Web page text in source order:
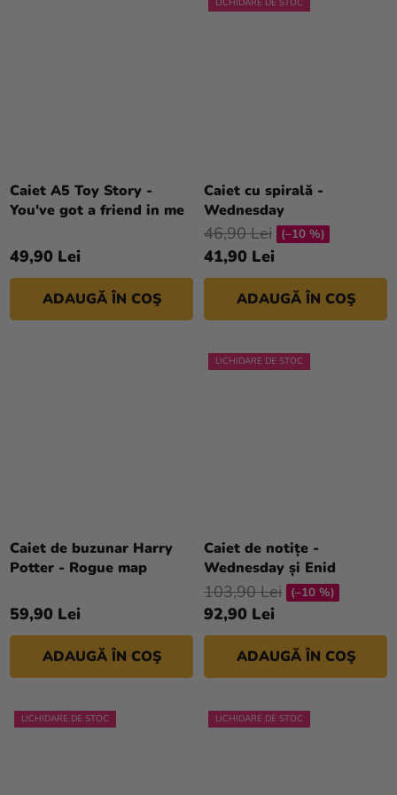
Caiet A5 Toy Story -
You've got a friend in me
49,90 Lei
ADAUGĂ ÎN COŞ
LICHIDARE DE STOC
Caiet cu spirală -
Wednesday
41,90 Lei
46,90 Lei (–10 %)
ADAUGĂ ÎN COŞ
Caiet de buzunar Harry
Potter - Rogue map
59,90 Lei
ADAUGĂ ÎN COŞ
LICHIDARE DE STOC
Caiet de notițe -
Wednesday și Enid
92,90 Lei
103,90 Lei (–10 %)
ADAUGĂ ÎN COŞ
LICHIDARE DE STOC LICHIDARE DE STOC